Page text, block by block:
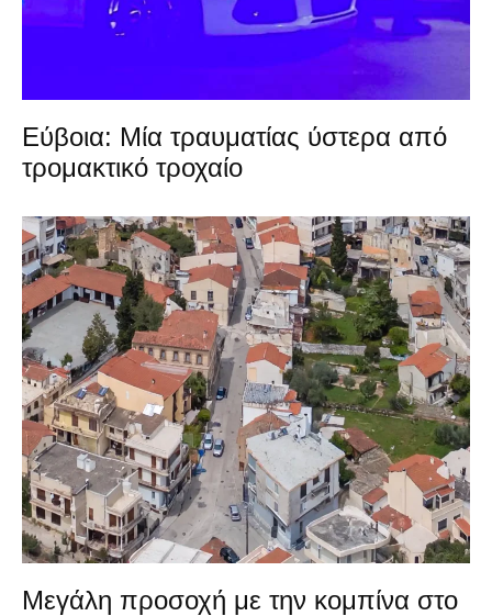
Εύβοια: Μία τραυματίας ύστερα από
τρομακτικό τροχαίο
Μεγάλη προσοχή με την κομπίνα στο